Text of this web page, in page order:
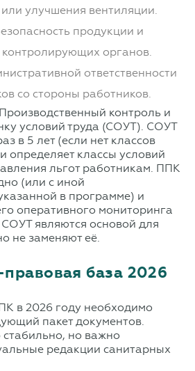
улучшения вентиляции.
продукции и
контролирующих органов.
ответственности
со стороны работников.
контроль и
условий труда (СОУТ). СОУТ
в 5 лет (если нет классов
определяет классы условий
льгот работникам. ППК
(или с иной
в программе) и
оперативного мониторинга
являются основой для
не заменяют её.
база 2026
в 2026 году необходимо
пакет документов.
стабильно, но важно
редакции санитарных